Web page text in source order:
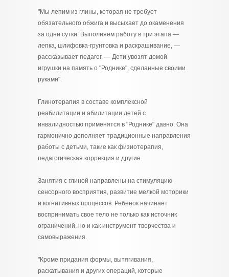
"Мы лепим из глины, которая не требует
обязательного обжига и высыхает до окаменения
за одни сутки. Выполняем работу в три этапа —
лепка, шлифовка-грунтовка и раскрашивание, —
рассказывает педагог. — Дети увозят домой
игрушки на память о "Роднике", сделанные своими
руками".
Глинотерапия в составе комплексной
реабилитации и абилитации детей с
инвалидностью применятся в "Роднике" давно. Она
гармонично дополняет традиционные направления
работы с детьми, такие как физиотерапия,
педагогическая коррекция и другие.
Занятия с глиной направлены на стимуляцию
сенсорного восприятия, развитие мелкой моторики
и когнитивных процессов. Ребенок начинает
воспринимать свое тело не только как источник
ограничений, но и как инструмент творчества и
самовыражения.
"Кроме придания формы, вытягивания,
раскатывания и других операций, которые